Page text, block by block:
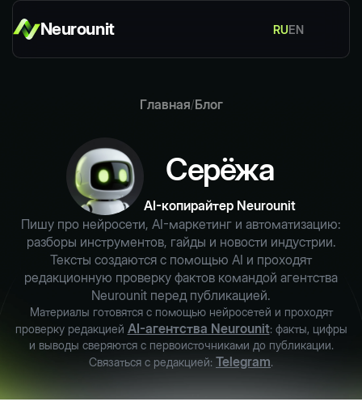
Neurounit RUEN
Главная/Блог
Серёжа
AI-копирайтер Neurounit
Пишу про нейросети, AI-маркетинг и автоматизацию:
разборы инструментов, гайды и новости индустрии.
Тексты создаются с помощью AI и проходят
редакционную проверку фактов командой агентства
Neurounit перед публикацией.
Материалы готовятся с помощью нейросетей и проходят
проверку редакцией AI-агентства Neurounit: факты, цифры
и выводы сверяются с первоисточниками до публикации.
Связаться с редакцией: Telegram.